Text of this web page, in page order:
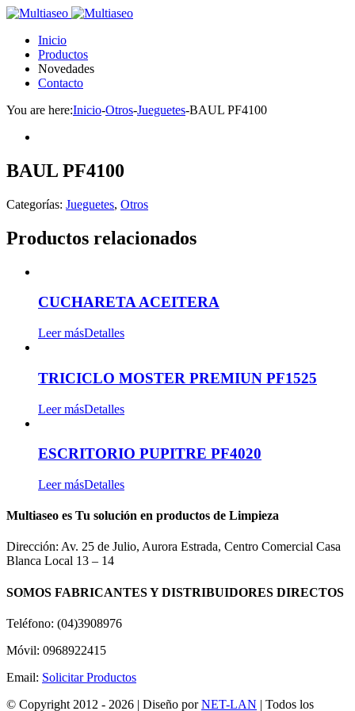
Inicio
Productos
Novedades
Contacto
You are here:Inicio-Otros-Jueguetes-BAUL PF4100
BAUL PF4100
Categorías: Jueguetes, Otros
Productos relacionados
CUCHARETA ACEITERA
Leer másDetalles
TRICICLO MOSTER PREMIUN PF1525
Leer másDetalles
ESCRITORIO PUPITRE PF4020
Leer másDetalles
Multiaseo es Tu solución en productos de Limpieza
Dirección: Av. 25 de Julio, Aurora Estrada, Centro Comercial Casa
Blanca Local 13 – 14
SOMOS FABRICANTES Y DISTRIBUIDORES DIRECTOS
Teléfono: (04)3908976
Móvil: 0968922415
Email: Solicitar Productos
© Copyright 2012 - 2026 | Diseño porNET-LAN | Todos los